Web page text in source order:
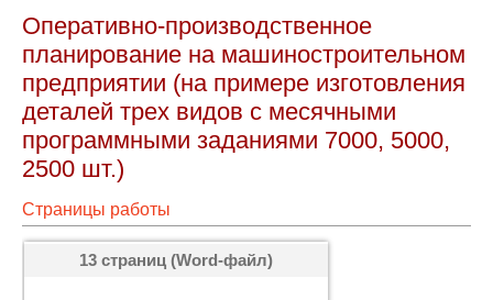
Оперативно-производственное
планирование на машиностроительном
предприятии (на примере изготовления
деталей трех видов с месячными
программными заданиями 7000, 5000,
2500 шт.)
Страницы работы
13 страниц (Word-файл)